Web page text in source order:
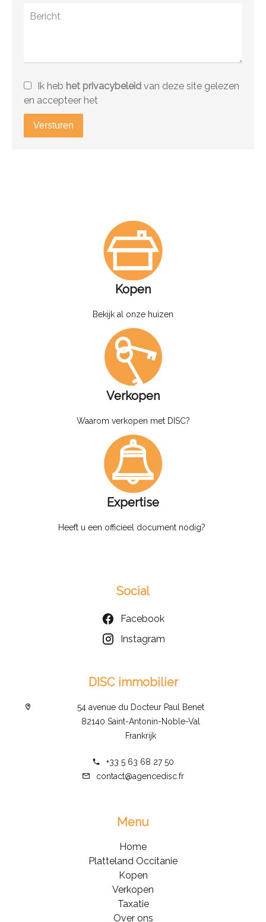
Ik heb het privacybeleid van deze site gelezen
en accepteer het
Versturen
Kopen
Bekijk al onze huizen
Verkopen
Waarom verkopen met DISC?
Expertise
Heeft u een officieel document nodig?
Social
Facebook
Instagram
DISC immobilier
54 avenue du Docteur Paul Benet
82140 Saint-Antonin-Noble-Val
Frankrijk
+33 5 63 68 27 50
contact@agencedisc.fr
Menu
Home
Platteland Occitanie
Kopen
Verkopen
Taxatie
Over ons